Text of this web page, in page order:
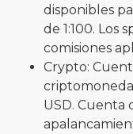
disponibles
de 1:100. Los
comisiones
Crypto:
USD. Cuenta